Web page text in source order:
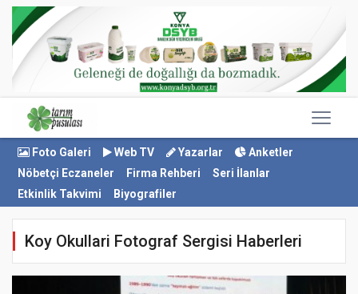
Foto Galeri Web TV Yazarlar
Anketler
Nöbetçi Eczaneler
Firma Rehberi
Seri İlanlar
Etkinlik Takvimi
Biyografiler
Koy Okullari Fotograf Sergisi Haberleri